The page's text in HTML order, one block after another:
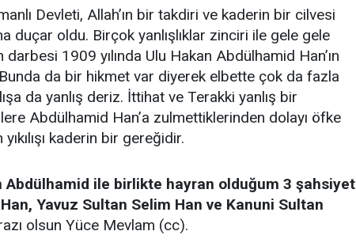
Devleti, Allah’ın bir takdiri ve kaderin bir cilvesi
duçar oldu. Birçok yanlışlıklar zinciri ile gele gele
darbesi 1909 yılında Ulu Hakan Abdülhamid Han’ın
da bir hikmet var diyerek elbette çok da fazla
da yanlış deriz. İttihat ve Terakki yanlış bir
Abdülhamid Han’a zulmettiklerinden dolayı öfke
kaderin bir gereğidir.
Abdülhamid ile birlikte hayran olduğum 3 şahsiyet
Yavuz Sultan Selim Han ve Kanuni Sultan
olsun Yüce Mevlam (cc).